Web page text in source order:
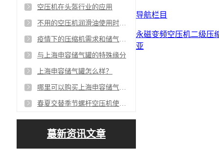
空压机在头盔行业的应用
不用的空压机润滑油使用时间为什么不一样
疫情下的压缩机需求和储气罐增量需求
与上海申容储气罐的特殊缘分
上海申容储气罐怎么样？
哪里可以购买上海申容储气罐呢？
春夏交替季节螺杆空压机使用注意事项
蕞新资讯文章
导航栏目
永磁变频空压机二级压
亚